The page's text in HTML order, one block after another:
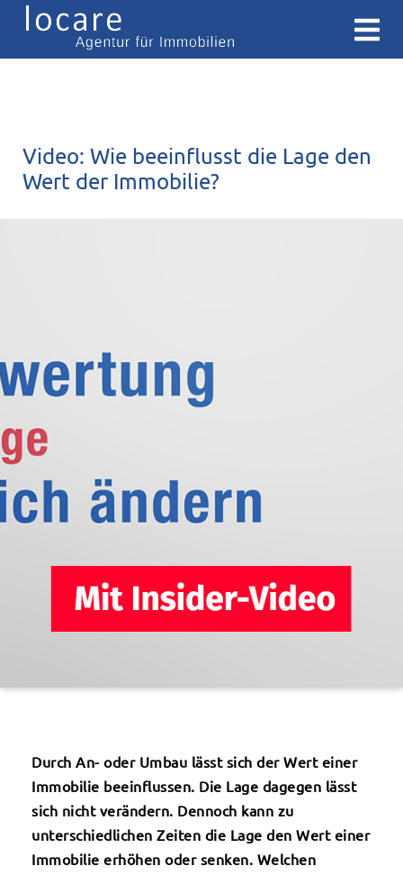
Video: Wie beeinflusst die Lage den
Wert der Immobilie?
Durch An- oder Umbau lässt sich der Wert einer
Immobilie beeinflussen. Die Lage dagegen lässt
sich nicht verändern. Dennoch kann zu
unterschiedlichen Zeiten die Lage den Wert einer
Immobilie erhöhen oder senken. Welchen